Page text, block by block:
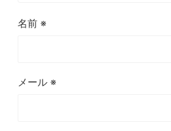
名前 ※
メール ※